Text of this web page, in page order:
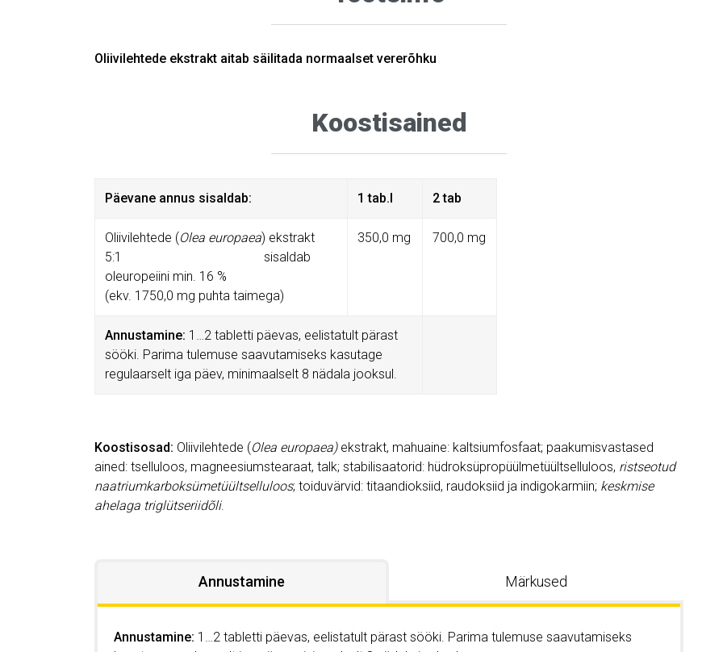
Oliivilehtede ekstrakt aitab säilitada normaalset vererõhku
Koostisained
Päevane annus sisaldab: 1 tab.l 2 tab
Oliivilehtede (Olea europaea) ekstrakt
5:1 sisaldab
oleuropeiini min. 16 %
(ekv. 1750,0 mg puhta taimega)
350,0 mg 700,0 mg
Annustamine: 1…2 tabletti päevas, eelistatult pärast
sööki. Parima tulemuse saavutamiseks kasutage
regulaarselt iga päev, minimaalselt 8 nädala jooksul.
Koostisosad: Oliivilehtede (Olea europaea)ekstrakt, mahuaine: kaltsiumfosfaat; paakumisvastased
ained: tselluloos, magneesiumstearaat, talk; stabilisaatorid: hüdroksüpropüülmetüültselluloos, ristseotud
naatriumkarboksümetüültselluloos; toiduvärvid: titaandioksiid, raudoksiid ja indigokarmiin; keskmise
ahelaga triglütseriidõli.
Annustamine Märkused
Annustamine: 1…2 tabletti päevas, eelistatult pärast sööki. Parima tulemuse saavutamiseks